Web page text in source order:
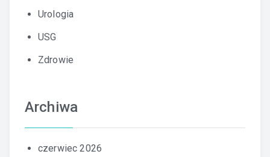
Urologia
USG
Zdrowie
Archiwa
czerwiec 2026